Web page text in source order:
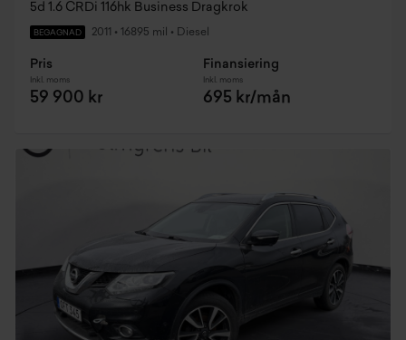
5d 1.6 CRDi 116hk Business Dragkrok
BEGAGNAD 2011 • 16895 mil • Diesel
Pris
Inkl. moms
59 900 kr
Finansiering
Inkl. moms
695 kr/mån